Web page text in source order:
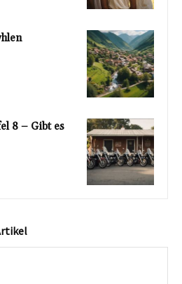
8 – Gibt es